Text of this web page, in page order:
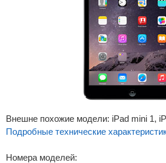
Внешне похожие модели: iPad mini 1,
Подробные технические
Номера моделей: